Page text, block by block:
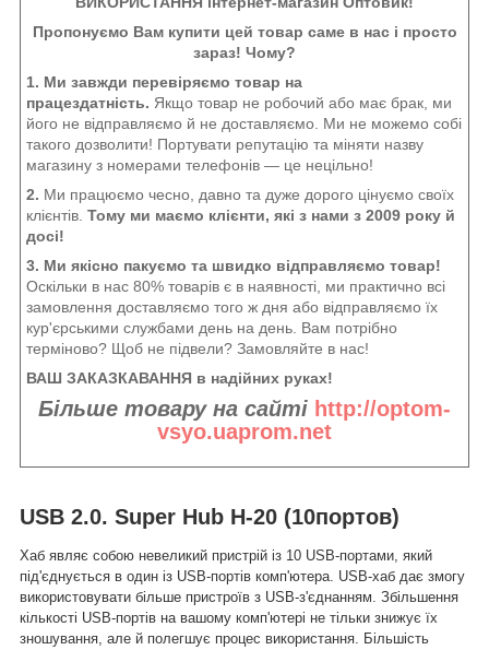
Пропонуємо Вам купити цей товар саме в нас і просто
зараз! Чому?
1. Ми завжди перевіряємо товар на
працездатність. Якщо товар не робочий або має брак, ми
його не відправляємо й не доставляємо. Ми не можемо собі
такого дозволити! Портувати репутацію та міняти назву
магазину з номерами телефонів — це нецільно!
2. Ми працюємо чесно, давно та дуже дорого цінуємо своїх
клієнтів. Тому ми маємо клієнти, які з нами з 2009 року й
досі!
3. Ми якісно пакуємо та швидко відправляємо товар!
Оскільки в нас 80% товарів є в наявності, ми практично всі
замовлення доставляємо того ж дня або відправляємо їх
кур'єрськими службами день на день. Вам потрібно
терміново? Щоб не підвели? Замовляйте в нас!
ВАШ ЗАКАЗКАВАННЯ в надійних руках!
Більше товару на сайті http://optom-
vsyo.uaprom.net
USB 2.0. Super Hub H-20 (10портов)
Хаб являє собою невеликий пристрій із 10 USB-портами, який
під'єднується в один із USB-портів комп'ютера. USB-хаб дає змогу
використовувати більше пристроїв з USB-з'єднанням. Збільшення
кількості USB-портів на вашому комп'ютері не тільки знижує їх
зношування, але й полегшує процес використання. Більшість